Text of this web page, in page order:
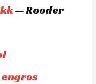
— Rooder